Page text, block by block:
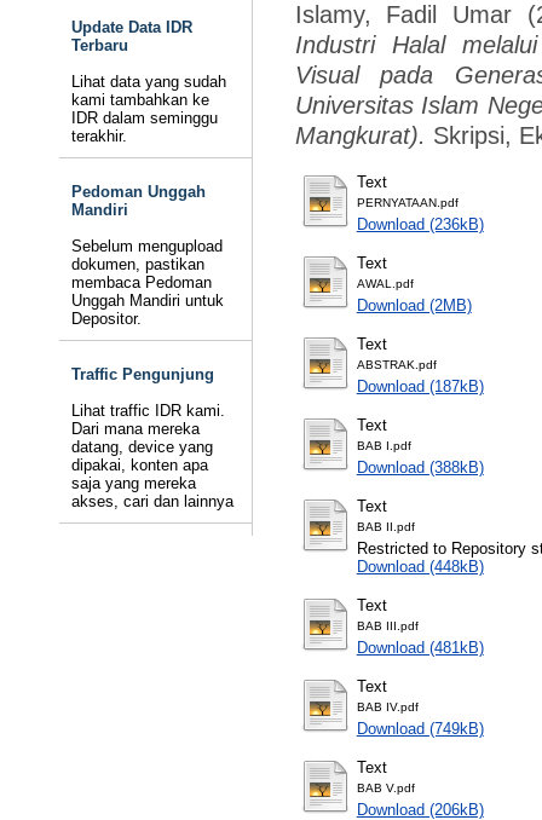
Update Data IDR
Terbaru
Lihat data yang sudah
kami tambahkan ke
IDR dalam seminggu
terakhir.
Pedoman Unggah
Mandiri
Sebelum mengupload
dokumen, pastikan
membaca Pedoman
Unggah Mandiri untuk
Depositor.
Traffic Pengunjung
Lihat traffic IDR kami.
Dari mana mereka
datang, device yang
dipakai, konten apa
saja yang mereka
akses, cari dan lainnya
Islamy, Fadil Umar
Industri Halal
Visual pada
Universitas Islam
Mangkurat). Skripsi,
Text
PERNYATAAN.pdf
Download (236kB)
Text
AWAL.pdf
Download (2MB)
Text
ABSTRAK.pdf
Download (187kB)
Text
BAB I.pdf
Download (388kB)
Text
BAB II.pdf
Restricted to Repository
Download (448kB)
Text
BAB III.pdf
Download (481kB)
Text
BAB IV.pdf
Download (749kB)
Text
BAB V.pdf
Download (206kB)